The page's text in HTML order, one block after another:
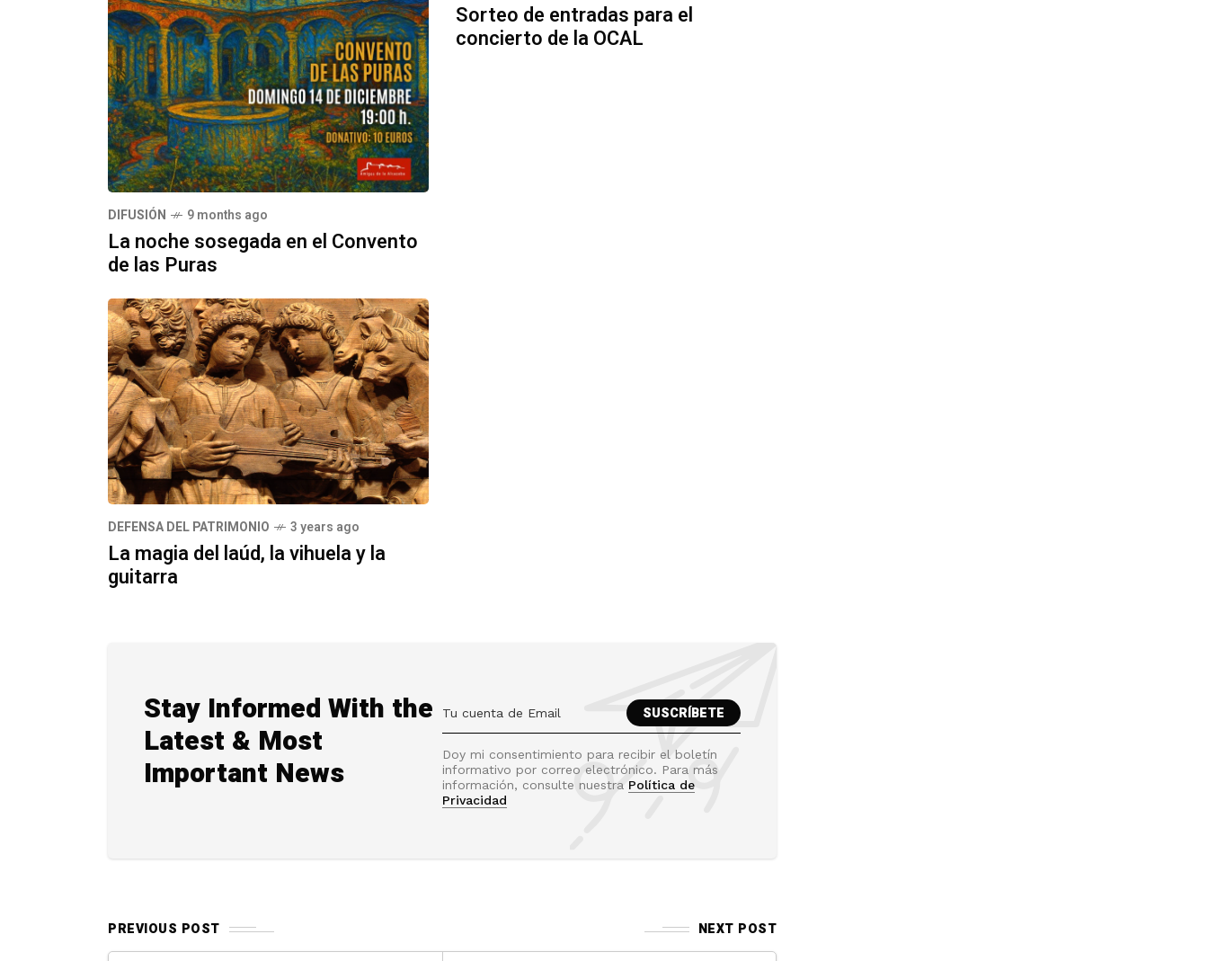
DIFUSIÓN 9 months ago
La noche sosegada en el Convento
de las Puras
Sorteo de entradas para el
concierto de la OCAL
DEFENSA DEL PATRIMONIO 3 years ago
La magia del laúd, la vihuela y la
guitarra
Stay Informed With the
Latest & Most
Important News
Doy mi consentimiento para recibir el boletín
informativo por correo electrónico. Para más
información, consulte nuestra Política de
Privacidad
PREVIOUS POST NEXT POST